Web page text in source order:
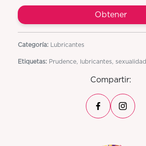
Obtener
Categoría: Lubricantes
Etiquetas: Prudence, lubricantes, sexualidad
Compartir: